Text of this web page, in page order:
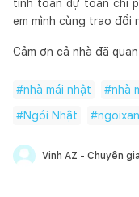
tính toán dự toán chi
em mình cùng trao đổi
Cảm ơn cả nhà đã
#nhà mái nhật #nhà
#Ngói Nhật #
Vinh AZ - Chuyên